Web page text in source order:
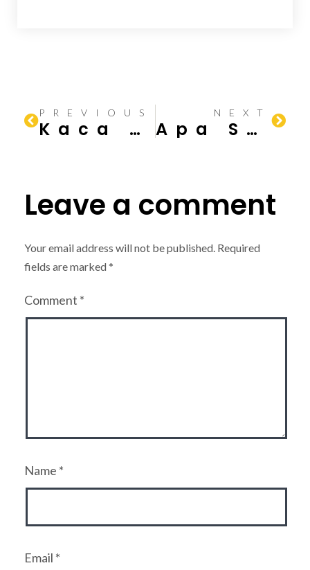
PREVIOUS
Kaca Tahan Panas: Jenis dan Fungsinya
NEXT
Apa Saja Syarat Membangun Tangga Darurat?
Leave a comment
Your email address will not be published. Required
fields are marked*
Comment *
Name *
Email *